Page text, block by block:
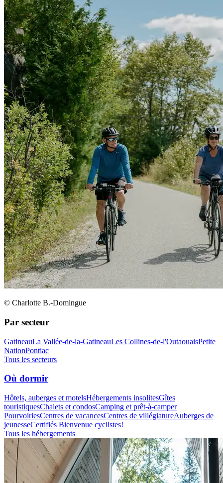
© Charlotte B.-Domingue
Par secteur
GatineauLa Vallée-de-la-GatineauLes Collines-de-l'OutaouaisPetite
NationPontiac
Tous les secteurs
Où dormir
Hôtels, auberges et motelsHébergements insolitesGîtes
touristiquesChalets et condosCamping et prêt-à-camper
PourvoiriesCentres de vacancesCentres de villégiatureAuberges de
jeunesseCertifiés Bienvenue cyclistes!
Tous les hébergements